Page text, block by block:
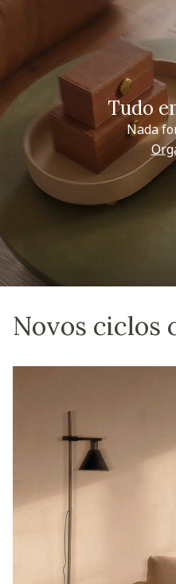
Tudo
Nada
Novos ciclos